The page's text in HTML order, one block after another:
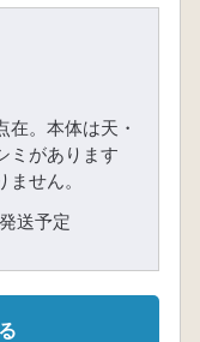
在。本体は天・
ミがあります
せん。
送予定